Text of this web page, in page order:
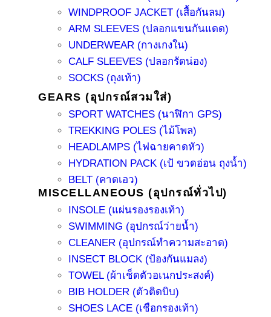
WINDPROOF JACKET (เสื้อกันลม)
ARM SLEEVES (ปลอกแขนกันแดด)
UNDERWEAR (กางเกงใน)
CALF SLEEVES (ปลอกรัดน่อง)
SOCKS (ถุงเท้า)
GEARS (อุปกรณ์สวมใส่)
SPORT WATCHES (นาฬิกา GPS)
TREKKING POLES (ไม้โพล)
HEADLAMPS (ไฟฉายคาดหัว)
HYDRATION PACK (เป้ ขวดอ่อน ถุงน้ำ)
BELT (คาดเอว)
MISCELLANEOUS (อุปกรณ์ทั่วไป)
INSOLE (แผ่นรองรองเท้า)
SWIMMING (อุปกรณ์ว่ายน้ำ)
CLEANER (อุปกรณ์ทำความสะอาด)
INSECT BLOCK (ป้องกันแมลง)
TOWEL (ผ้าเช็ดตัวอเนกประสงค์)
BIB HOLDER (ตัวติดบิบ)
SHOES LACE (เชือกรองเท้า)